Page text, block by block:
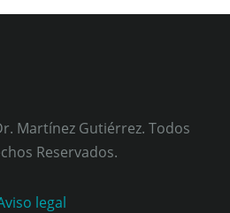
Martínez Gutiérrez. Todos
Reservados.
legal